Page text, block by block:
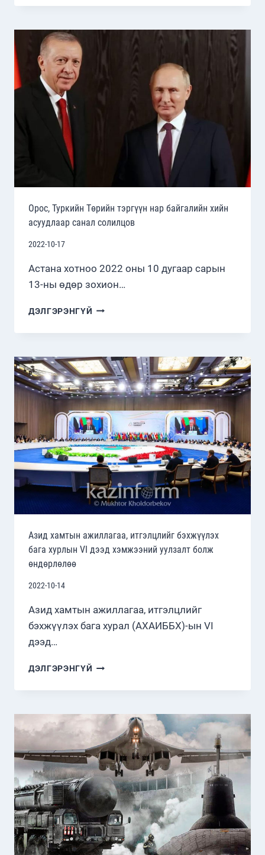
НУТАГ
ДАЙНЫ
ТОГТООЛОО
Орос, Туркийн Төрийн тэргүүн нар байгалийн хийн
асуудлаар санал солилцов
2022-10-17
Астана хотноо 2022 оны 10 дугаар сарын
13-ны өдөр зохион…
ДЭЛГЭРЭНГҮЙ ОРОС,
ТӨРИЙН
НАР
БАЙГАЛИЙН
ХИЙН
АСУУДЛААР
САНАЛ
СОЛИЛЦОВ
Азид хамтын ажиллагаа, итгэлцлийг бэхжүүлэх
бага хурлын VI дээд хэмжээний уулзалт болж
өндөрлөлөө
2022-10-14
Азид хамтын ажиллагаа, итгэлцлийг
бэхжүүлэх бага хурал (АХАИББХ)-ын VI
дээд…
ДЭЛГЭРЭНГҮЙ АЗИД
АЖИЛЛАГАА,
БЭХЖҮҮЛЭХ
ХУРЛЫН
VI
ДЭЭД
ХЭМЖЭЭНИЙ
УУЛЗАЛТ
БОЛЖ
ӨНДӨРЛӨЛӨӨ